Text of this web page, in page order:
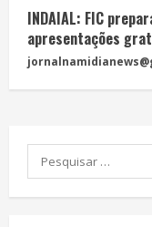
INDAIAL: FIC
apresentações